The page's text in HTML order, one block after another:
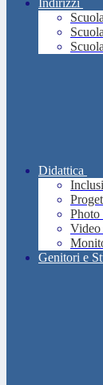
Indirizzi
Didattica
Video
Genitori e